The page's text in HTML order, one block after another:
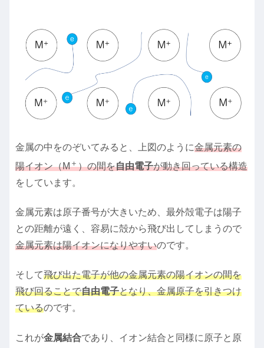
金属の中をのぞいてみると、上図のように金属元素の
陽イオン（M ＋ ）の間を自由電子が動き回っている構造
をしています。
金属元素は原子番号が大きいため、最外殻電子は陽子
との距離が遠く、容易に殻から飛び出してしまうので
金属元素は陽イオンになりやすいのです。
そして飛び出た電子が他の金属元素の陽イオンの間を
飛び回ることで自由電子となり、金属原子を引きつけ
ているのです。
これが金属結合であり、イオン結合と同様に原子と原